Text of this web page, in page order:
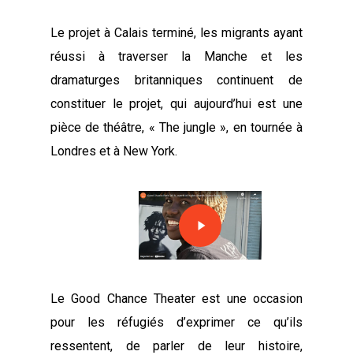
Le projet à Calais terminé, les migrants ayant
réussi à traverser la Manche et les
dramaturges britanniques continuent de
constituer le projet, qui aujourd’hui est une
pièce de théâtre, « The jungle », en tournée à
Londres et à New York.
Play
Video
Le Good Chance Theater est une occasion
pour les réfugiés d’exprimer ce qu’ils
ressentent, de parler de leur histoire,